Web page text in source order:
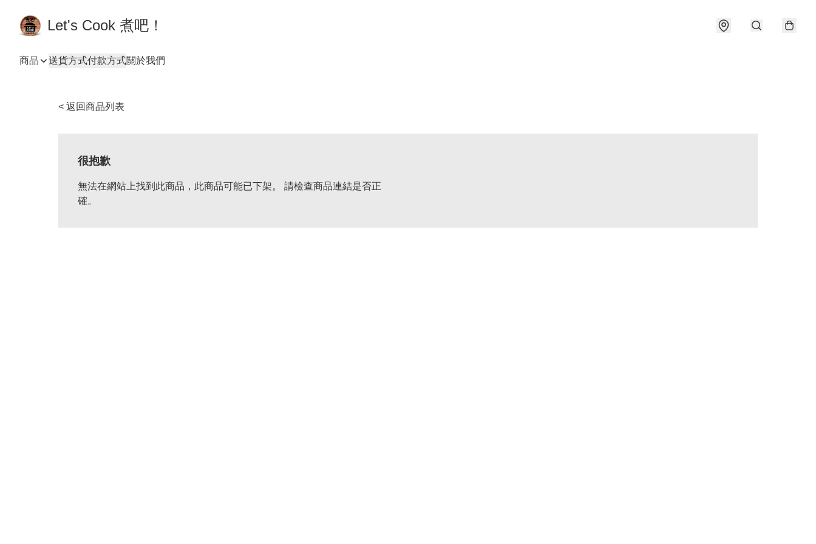
Let's Cook 煮吧！
商品 送貨方式付款方式關於我們
< 返回商品列表
很抱歉
無法在網站上找到此商品，此商品可能已下架。 請檢查商品連結是否正
確。